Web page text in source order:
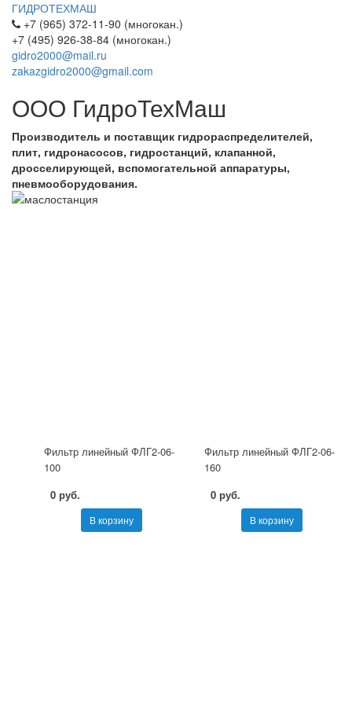
ГИДРОТЕХМАШ
+7 (965) 372-11-90 (многокан.)
+7 (495) 926-38-84 (многокан.)
gidro2000@mail.ru
zakazgidro2000@gmail.com
ООО ГидроТехМаш
Производитель и поставщик гидрораспределителей,
плит, гидронасосов, гидростанций, клапанной,
дросселирующей, вспомогательной аппаратуры,
пневмооборудования.
Фильтр линейный ФЛГ2-06-
100
0 руб.
В корзину
Фильтр линейный ФЛГ2-06-
160
0 руб.
В корзину